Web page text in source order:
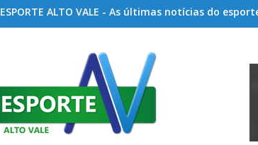
ESPORTE ALTO VALE - As últimas notícias do